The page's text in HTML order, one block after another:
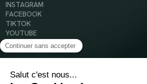
INSTAGRAM
FACEBOOK
TIKTOK
YOUTUBE
Mentions légales